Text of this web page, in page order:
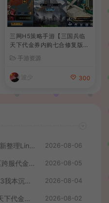
三网H5策略手游【三国兵临
天下代金券内购七合修复版】
+Linux手工服务端+管理后台
+GM授权后台+简易安卓客户
端+详细搭建教程+视频教程
手游资源
波少 300
MT3换皮MH【天穹西游】最新整理Linux手工服务端+安卓苹果双端+GM后台+详细搭建教程+全套源码+视频教程 2026-08-06
宫斗养成手游【盛世芳華多区跨服代金券本地优化版】最新整理单机一键即玩端+Linux手工服务端+CDK授权后台+安卓+详细搭建教程 2026-08-05
RED三端引擎传奇手游【2003我本沉默】最新整理Win系服务端+安卓苹果PC三端+详细搭建教程 2026-08-04
三网H5策略手游【三国兵临天下代金券内购七合修复版】最新整理单机一键即玩镜像端+Linux手工服务端+管理后台+GM授权后台+简易安卓客户端+详细搭建教程+视频教程 2026-08-02